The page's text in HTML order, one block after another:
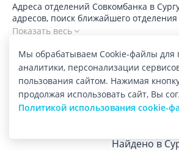
Адреса отделений Совкомбанка в
адресов, поиск ближайшего
Сургуте по адресу, названию. Часы
Показать весь
Отделения
Все банки
Город:Сургут
Найдено в
Мы обрабатываем Cookie-файлы для
аналитики, персонализации
пользования сайтом. Нажимая
продолжая использовать сайт, Вы
Политикой использования cookie-